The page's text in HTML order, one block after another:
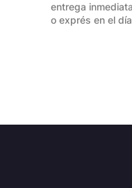
entrega
o exprés en el